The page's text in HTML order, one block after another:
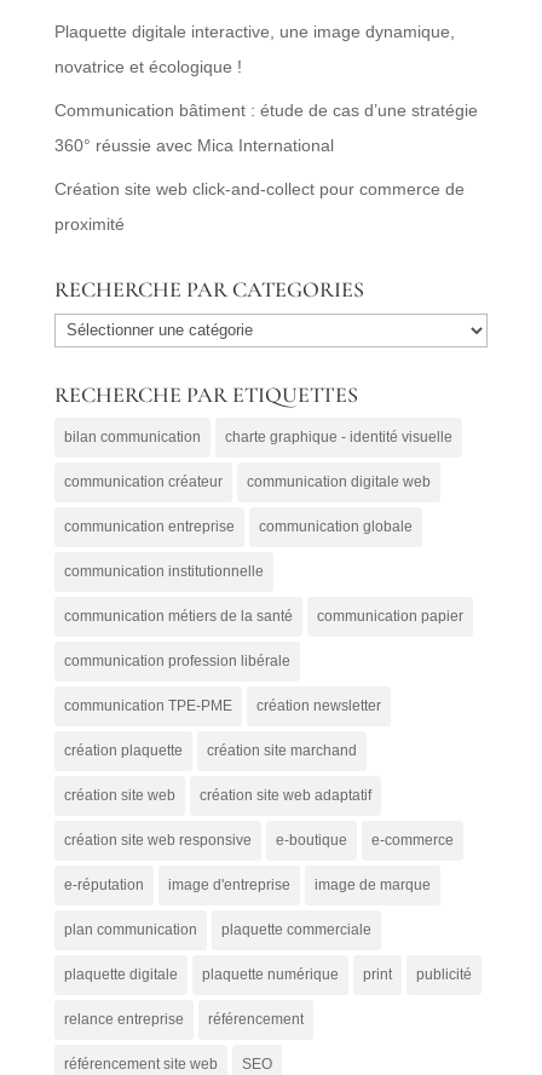
Plaquette digitale interactive, une image dynamique,
novatrice et écologique !
Communication bâtiment : étude de cas d’une stratégie
360° réussie avec Mica International
Création site web click-and-collect pour commerce de
proximité
RECHERCHE PAR CATEGORIES
RECHERCHE
CATEGORIES
RECHERCHE PAR ETIQUETTES
bilan communication charte graphique - identité visuelle
communication créateur communication digitale web
communication entreprise communication globale
communication institutionnelle
communication métiers de la santé communication papier
communication profession libérale
communication TPE-PME création newsletter
création plaquette création site marchand
création site web création site web adaptatif
création site web responsive e-boutique e-commerce
e-réputation image d'entreprise image de marque
plan communication plaquette commerciale
plaquette digitale plaquette numérique print publicité
relance entreprise référencement
référencement site web SEO